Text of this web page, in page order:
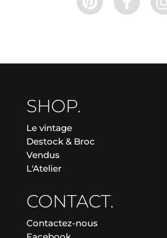
SHOP.
Le vintage
Destock & Broc
Vendus
L'Atelier
CONTACT.
Contactez-nous